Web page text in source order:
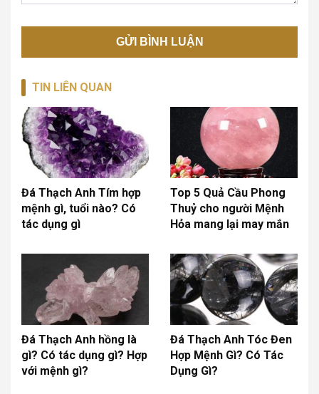
TIN LIÊN QUAN
Đá Thạch Anh Tím hợp
mệnh gì, tuổi nào? Có
tác dụng gì
Top 5 Quả Cầu Phong
Thuỷ cho người Mệnh
Hỏa mang lại may mắn
Đá Thạch Anh hồng là
gì? Có tác dụng gì? Hợp
với mệnh gì?
Đá Thạch Anh Tóc Đen
Hợp Mệnh Gì? Có Tác
Dụng Gì?